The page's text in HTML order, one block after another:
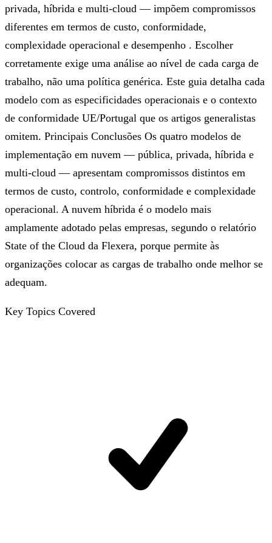
privada, híbrida e multi-cloud — impõem compromissos
diferentes em termos de custo, conformidade,
complexidade operacional e desempenho . Escolher
corretamente exige uma análise ao nível de cada carga de
trabalho, não uma política genérica. Este guia detalha cada
modelo com as especificidades operacionais e o contexto
de conformidade UE/Portugal que os artigos generalistas
omitem. Principais Conclusões Os quatro modelos de
implementação em nuvem — pública, privada, híbrida e
multi-cloud — apresentam compromissos distintos em
termos de custo, controlo, conformidade e complexidade
operacional. A nuvem híbrida é o modelo mais
amplamente adotado pelas empresas, segundo o relatório
State of the Cloud da Flexera, porque permite às
organizações colocar as cargas de trabalho onde melhor se
adequam.
Key Topics Covered